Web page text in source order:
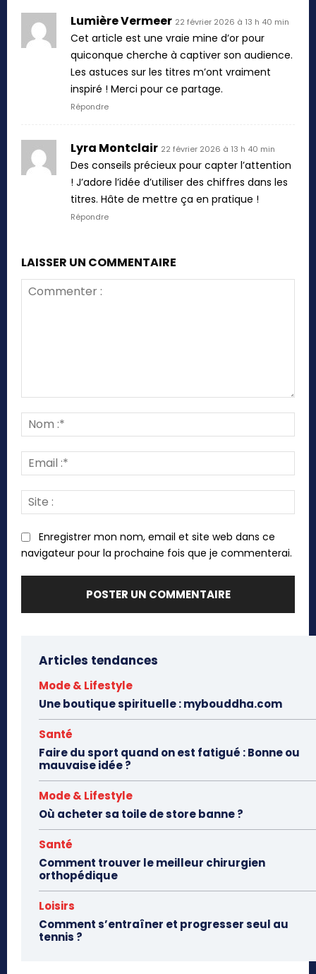
Lumière Vermeer 22 février 2026 à 13 h 40 min
Cet article est une vraie mine d’or pour
quiconque cherche à captiver son audience.
Les astuces sur les titres m’ont vraiment
inspiré ! Merci pour ce partage.
Répondre
Lyra Montclair 22 février 2026 à 13 h 40 min
Des conseils précieux pour capter l’attention
! J’adore l’idée d’utiliser des chiffres dans les
titres. Hâte de mettre ça en pratique !
Répondre
LAISSER UN COMMENTAIRE
:*
:*
:
Enregistrer mon nom, email et site web dans ce
navigateur pour la prochaine fois que je commenterai.
Articles tendances
Mode & Lifestyle
Une boutique spirituelle : mybouddha.com
Santé
Faire du sport quand on est fatigué : Bonne ou
mauvaise idée ?
Mode & Lifestyle
Où acheter sa toile de store banne ?
Santé
Comment trouver le meilleur chirurgien
orthopédique
Loisirs
Comment s’entraîner et progresser seul au
tennis ?